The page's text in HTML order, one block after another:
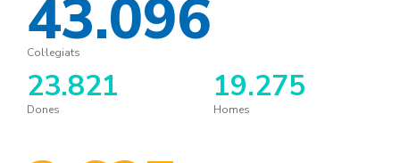
43.096
Col·legiats
23.821 19.275